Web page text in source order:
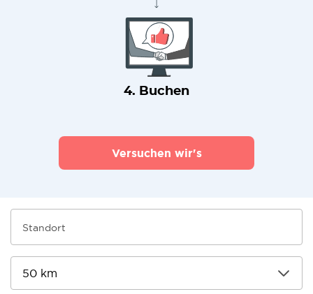
4. Buchen
Versuchen wir's